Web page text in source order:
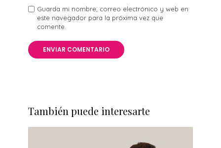
Guarda mi nombre, correo electrónico y web en
este navegador para la próxima vez que
comente.
También puede interesarte